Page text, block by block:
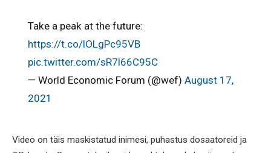
Take a peak at the future:
https://t.co/lOLgPc95VB
pic.twitter.com/sR7l66C95C
— World Economic Forum (@wef) August 17,
2021
Video on täis maskistatud inimesi, puhastus dosaatoreid ja